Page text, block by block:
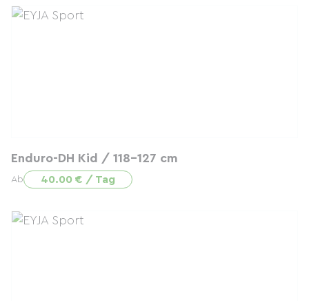
Enduro-DH Kid / 118-127 cm
Ab 40.00 € / Tag